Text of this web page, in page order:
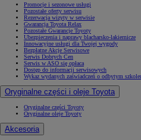
Promocje i sezonowe usługi
Pozostałe oferty serwisu
Rezerwacja wizyty w serwisie
Gwarancja Toyota Relax
Pozostałe Gwarancje Toyoty
Ubezpieczenia i naprawy blacharsko-lakiernicze
Innowacyjne usługi dla Twojej wygody
Bezpłatne Akcje Serwisowe
Serwis Dobrych Cen
Serwis w ASO się opłaca
Dostęp do informacji serwisowych
Wykaz wydanych zaświadczeń o odbytym
Oryginalne części i oleje Toyota
Oryginalne części Toyoty
Oryginalne oleje Toyoty
Akcesoria